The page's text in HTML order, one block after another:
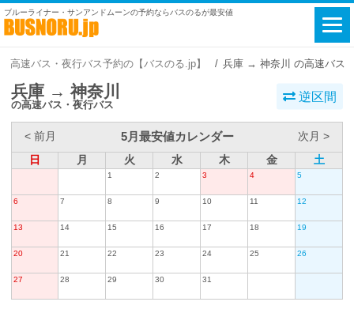
ブルーライナー・サンアンドムーンの予約ならバスのるが最安値
高速バス・夜行バス予約の【バスのる.jp】 兵庫 → 神奈川 の高速バス
兵庫 → 神奈川
の高速バス・夜行バス
逆区間
< 前月 5月最安値カレンダー
次月 >
日
月 火 水 木 金 土
1 2 3 4 5
6 7 8 9 10 11 12
13 14 15 16 17 18 19
20 21 22 23 24 25 26
27 28 29 30 31